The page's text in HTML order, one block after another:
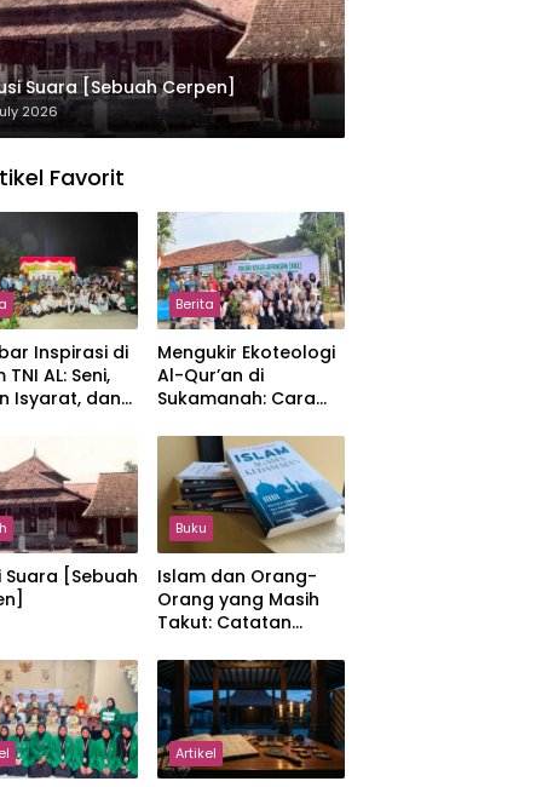
Suara [Sebuah Cerpen]
2026
Favorit
Inspirasi di
TNI AL: Seni,
Isyarat, dan
Berita
Mengukir Ekoteologi
Al-Qur’an di
Sukamanah: Cara
Jakarta Menjaga
Bumi Jonggol
Suara [Sebuah
Buku
Islam dan Orang-
Orang yang Masih
Takut: Catatan
Kemajemukan, dan
Negara dalam
Pemikiran Masykuri
Abdillah
Artikel